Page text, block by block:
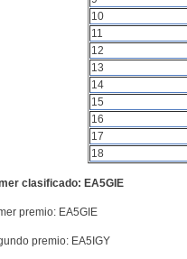
10
11
12
13
14
15
16
17
18
clasificado: EA5GIE
premio: EA5GIE
premio: EA5IGY